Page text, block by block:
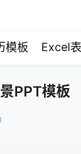
模板 Excel
PPT模板